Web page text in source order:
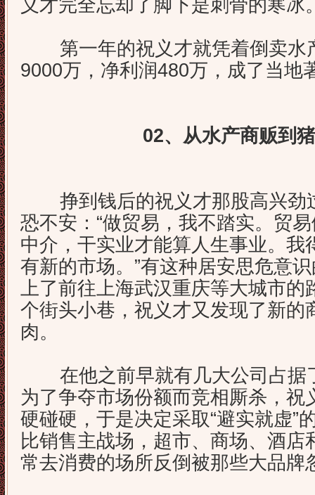
义才完全忘却了脚下是刺骨的寒冰
第一年的祝义才就凭着倒卖水
9000万，净利润480万，成了当地
02、从水产商贩到
挣到钱后的祝义才那股高兴劲
恐不安：“做贸易，我不踏实。贸
中介，干实业才能算人生事业。我
有新的市场。”有这种居安思危意
上了前往上海武汉重庆等大城市的
个街头小巷，祝义才又发现了新
肉。
在他之前早就有几大公司占据
为了争夺市场份额而竞相厮杀，祝
硬碰硬，于是决定采取“避实就虚”
比销售主战场，超市、商场、酒店
常去消费的场所反倒被那些大品牌